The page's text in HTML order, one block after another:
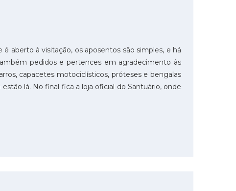
é aberto à visitação, os aposentos são simples, e há
pedidos e pertences em agradecimento às
capacetes motociclísticos, próteses e bengalas
lá. No final fica a loja oficial do Santuário, onde